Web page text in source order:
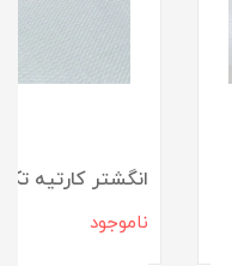
انگشتر کارتیه
ناموجود